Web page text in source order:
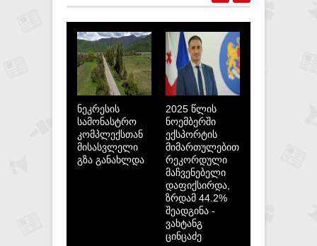
ნეკრესის
სამონასტრო
კომპლექსთან
მისასვლელი
გზა განახლდა
2025 წლის
ნოემბერში
ექსპორტის
მიმართულებით
რეკორდული
მაჩვენებელი
დაფიქსირდა,
ზრდამ 44.2%
შეადგინა -
ვახტანგ
ცინცაძე